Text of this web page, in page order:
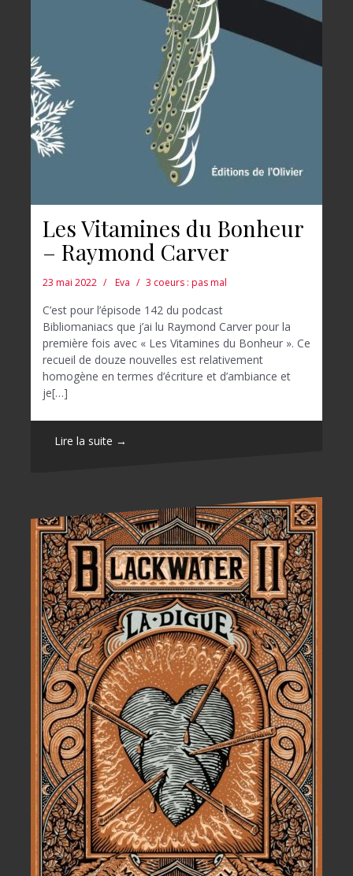
Les Vitamines du Bonheur
– Raymond Carver
23 mai 2022 Eva 3 coeurs : pas mal
C’est pour l’épisode 142 du podcast
Bibliomaniacs que j’ai lu Raymond Carver pour la
première fois avec « Les Vitamines du Bonheur ». Ce
recueil de douze nouvelles est relativement
homogène en termes d’écriture et d’ambiance et
je[…]
Lire la suite →